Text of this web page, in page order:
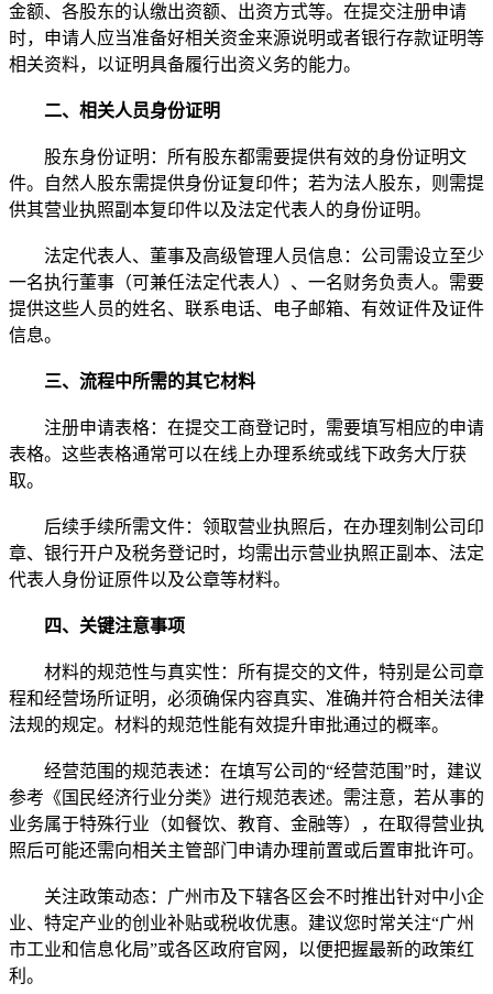
金额、各股东的认缴出资额、出资方式等。在提交注册申请
时，申请人应当准备好相关资金来源说明或者银行存款证明等
相关资料，以证明具备履行出资义务的能力。
二、相关人员身份证明
股东身份证明：所有股东都需要提供有效的身份证明文
件。自然人股东需提供身份证复印件；若为法人股东，则需提
供其营业执照副本复印件以及法定代表人的身份证明。
法定代表人、董事及高级管理人员信息：公司需设立至少
一名执行董事（可兼任法定代表人）、一名财务负责人。需要
提供这些人员的姓名、联系电话、电子邮箱、有效证件及证件
信息。
三、流程中所需的其它材料
注册申请表格：在提交工商登记时，需要填写相应的申请
表格。这些表格通常可以在线上办理系统或线下政务大厅获
取。
后续手续所需文件：领取营业执照后，在办理刻制公司印
章、银行开户及税务登记时，均需出示营业执照正副本、法定
代表人身份证原件以及公章等材料。
四、关键注意事项
材料的规范性与真实性：所有提交的文件，特别是公司章
程和经营场所证明，必须确保内容真实、准确并符合相关法律
法规的规定。材料的规范性能有效提升审批通过的概率。
经营范围的规范表述：在填写公司的“经营范围”时，建议
参考《国民经济行业分类》进行规范表述。需注意，若从事的
业务属于特殊行业（如餐饮、教育、金融等），在取得营业执
照后可能还需向相关主管部门申请办理前置或后置审批许可。
关注政策动态：广州市及下辖各区会不时推出针对中小企
业、特定产业的创业补贴或税收优惠。建议您时常关注“广州
市工业和信息化局”或各区政府官网，以便把握最新的政策红
利。